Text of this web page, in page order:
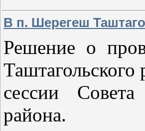
В п. Шерегеш
Решение о
сессии Совета
района.